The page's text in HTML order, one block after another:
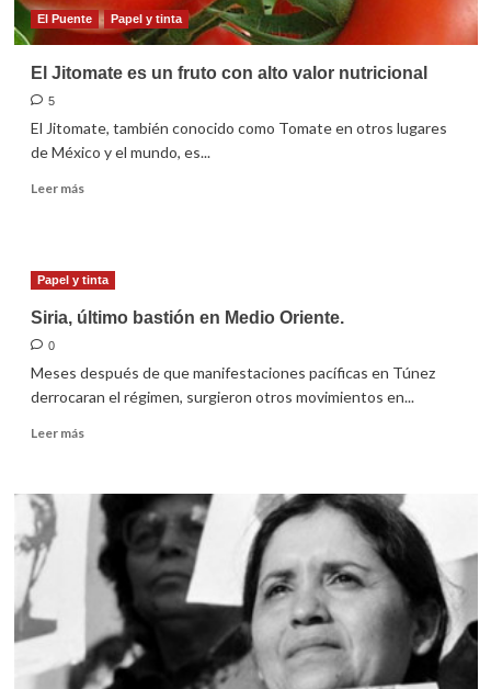
El Puente Papel y tinta
El Jitomate es un fruto con alto valor nutricional
5
El Jitomate, también conocido como Tomate en otros lugares
de México y el mundo, es...
Leer másLeer
Jitomate
es
un
alto
valor
Papel y tinta
Siria, último bastión en Medio Oriente.
0
Meses después de que manifestaciones pacíficas en Túnez
derrocaran el régimen, surgieron otros movimientos en...
Leer másLeer
Siria,
último
bastión
en
Medio
Oriente.